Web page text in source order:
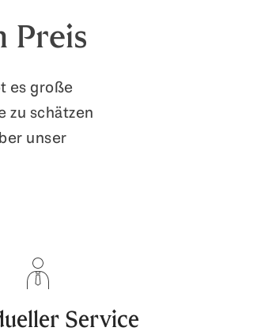
Preis
es große
zu schätzen
unser
Service